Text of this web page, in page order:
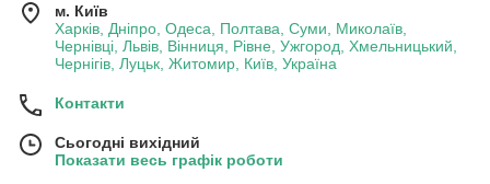
м. Київ
Харків, Дніпро, Одеса, Полтава, Суми, Миколаїв,
Чернівці, Львів, Вінниця, Рівне, Ужгород, Хмельницький,
Чернігів, Луцьк, Житомир, Київ, Україна
Контакти
Сьогодні вихідний
Показати весь графік роботи